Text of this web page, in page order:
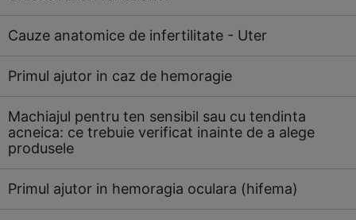
Cauze anatomice de infertilitate - Uter
Primul ajutor in caz de hemoragie
Machiajul pentru ten sensibil sau cu tendinta
acneica: ce trebuie verificat inainte de a alege
produsele
Primul ajutor in hemoragia oculara (hifema)